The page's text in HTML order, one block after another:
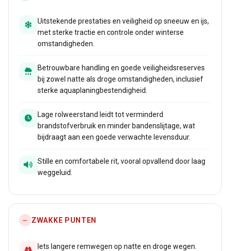
Uitstekende prestaties en veiligheid op sneeuw en ijs,
met sterke tractie en controle onder winterse
omstandigheden.
Betrouwbare handling en goede veiligheidsreserves
bij zowel natte als droge omstandigheden, inclusief
sterke aquaplaningbestendigheid.
Lage rolweerstand leidt tot verminderd
brandstofverbruik en minder bandenslijtage, wat
bijdraagt aan een goede verwachte levensduur.
Stille en comfortabele rit, vooral opvallend door laag
weggeluid.
ZWAKKE PUNTEN
Iets langere remwegen op natte en droge wegen.